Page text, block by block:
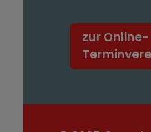
zur Online-